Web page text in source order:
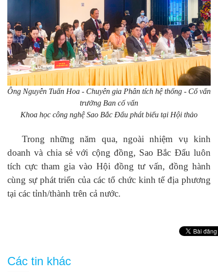
Ông Nguyễn Tuấn Hoa - Chuyên gia Phân tích hệ thống - Cố vấn
trưởng Ban cố vấn
Khoa học công nghệ Sao Bắc Đẩu phát biểu tại Hội thảo
Trong những năm qua, ngoài nhiệm vụ kinh
doanh và chia sẻ với cộng đồng, Sao Bắc Đẩu luôn
tích cực tham gia vào Hội đồng tư vấn, đồng hành
cùng sự phát triển của các tổ chức kinh tế địa phương
tại các tỉnh/thành trên cả nước.
Các tin khác